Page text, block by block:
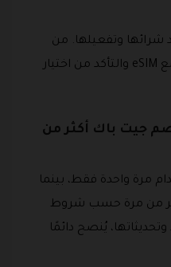
شرائها وتفعيلها. من
المهم التأكد من توافق الجهاز مع eSIM والتأكد من اختيار
جيت باك أكثر من
مرة واحدة فقط، بينما
من مرة حسب شروط
يُنصح دائمًا